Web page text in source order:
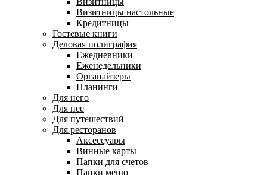
Визитницы настольные
Кредитницы
Гостевые книги
Деловая полиграфия
Ежедневники
Еженедельники
Органайзеры
Планинги
Для него
Для нее
Для путешествий
Для ресторанов
Аксессуары
Винные карты
Папки для счетов
Папки меню